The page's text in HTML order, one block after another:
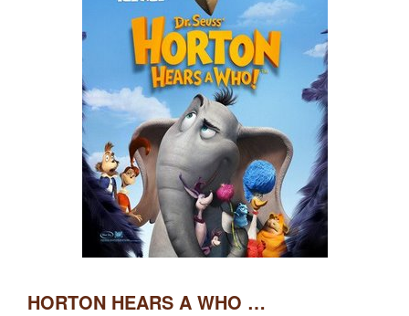
HORTON HEARS A WHO …